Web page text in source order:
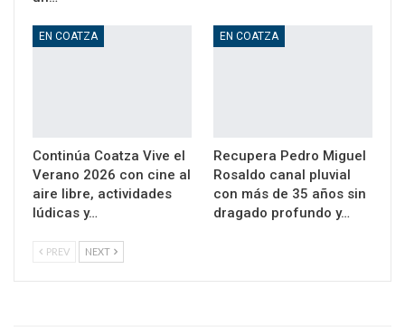
EN COATZA
Continúa Coatza Vive el
Verano 2026 con cine al
aire libre, actividades
lúdicas y…
EN COATZA
Recupera Pedro Miguel
Rosaldo canal pluvial
con más de 35 años sin
dragado profundo y…
PREV NEXT